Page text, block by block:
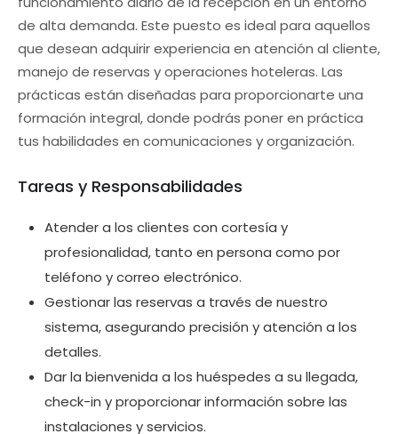
de alta demanda. Este puesto es ideal para aquellos
que desean adquirir experiencia en atención al cliente,
manejo de reservas y operaciones hoteleras. Las
prácticas están diseñadas para proporcionarte una
formación integral, donde podrás poner en práctica
tus habilidades en comunicaciones y organización.
Tareas y Responsabilidades
Atender a los clientes con cortesía y
profesionalidad, tanto en persona como por
teléfono y correo electrónico.
Gestionar las reservas a través de nuestro
sistema, asegurando precisión y atención a los
detalles.
Dar la bienvenida a los huéspedes a su llegada,
check-in y proporcionar información sobre las
instalaciones y servicios.